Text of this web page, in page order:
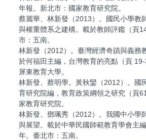
年報。新北市：國家教育研究院。
蔡麗華、林新發（2013）。國民小學教
與權重體系之建構。載於教師評鑑（頁
市：五南。
林新發（2012）。臺灣經濟奇蹟與義務
於何福田主編，台灣教育的亮點（頁
屏東教育大學。
林新發、蔡明學。黃秋鑾（2012）。國
育研究院編，教育政策綱領之研究（頁
家教育研究院。
林新發、鄧珮秀（2012）。我國中小學
與展望。載於中華民國師範教育學會主
年。臺北市：五南。